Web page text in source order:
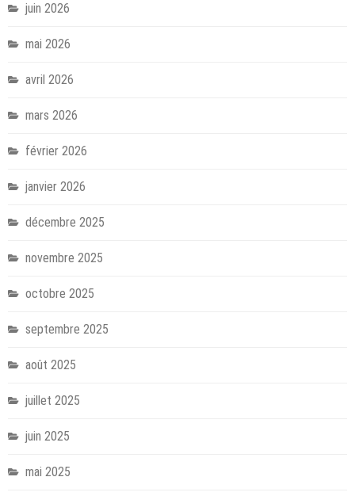
juin 2026
mai 2026
avril 2026
mars 2026
février 2026
janvier 2026
décembre 2025
novembre 2025
octobre 2025
septembre 2025
août 2025
juillet 2025
juin 2025
mai 2025